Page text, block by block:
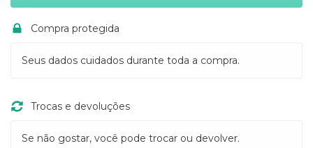
Compra protegida
Seus dados cuidados durante toda a compra.
Trocas e devoluções
Se não gostar, você pode trocar ou devolver.